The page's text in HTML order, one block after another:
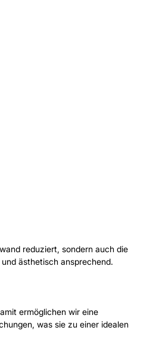
reduziert, sondern auch die
ästhetisch ansprechend.
ermöglichen wir eine
was sie zu einer idealen